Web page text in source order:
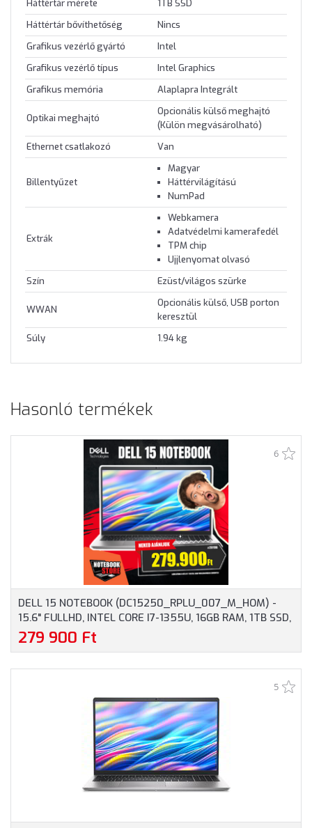
Háttértár mérete
1TB SSD
Háttértár bővíthetőség
Nincs
Grafikus vezérlő gyártó
Intel
Grafikus vezérlő típus
Intel Graphics
Grafikus memória
Alaplapra Integrált
Optikai meghajtó
Opcionális külső meghajtó
(Külön megvásárolható)
Ethernet csatlakozó
Van
Billentyűzet
Magyar
Háttérvilágítású
NumPad
Extrák
Webkamera
Adatvédelmi kamerafedél
TPM chip
Ujjlenyomat olvasó
Szín
Ezüst/világos szürke
WWAN
Opcionális külső, USB porton
keresztül
Súly
1.94 kg
Hasonló termékek
6
DELL 15 NOTEBOOK (DC15250_RPLU_007_M_HOM) -
15.6" FULLHD, INTEL CORE I7-1355U, 16GB RAM, 1TB SSD,
MAGYAR BILLENTYŰZET, WINDOWS 11 HOME, 3 ÉV
GARANCIA, EZÜST SZÍNBEN
279 900 Ft
5